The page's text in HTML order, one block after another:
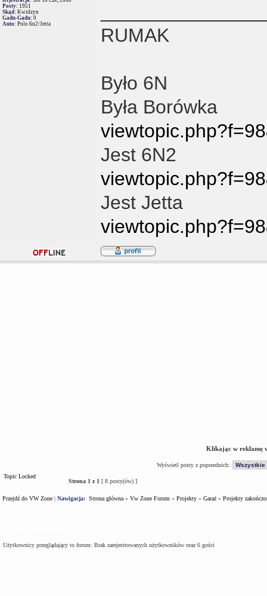
Posty: 1951
Skąd: Kwidzyn
Gadu-Gadu: 0
Auto: Polo 6n2/Jetta
RUMAK
Było 6N
Była Borówka
Jest 6N2
Jest Jetta
Klikając w reklamę
Wyświetl posty z poprzednich:
Topic Locked
Strona 1 z 1 [ 8 posty(ów) ]
Przejdź do VW Zone | Nawigacja: Strona główna » Vw Zone Forum » Projekty » Garaż » Projekty
Użytkownicy przeglądający to forum: Brak zarejestrowanych użytkowników oraz 6 gości